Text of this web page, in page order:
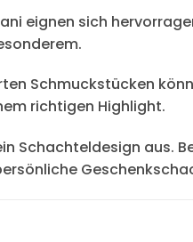
eignen sich
Schmuckstücken
richtigen Highlight.
Schachteldesign aus.